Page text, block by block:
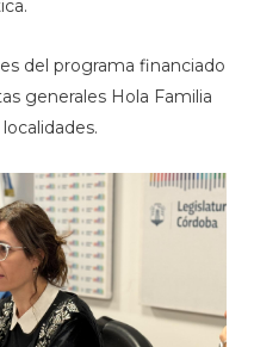
del programa financiado
generales Hola Familia